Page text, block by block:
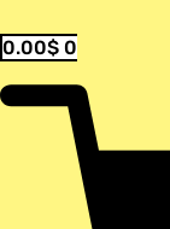
0.00$ 0